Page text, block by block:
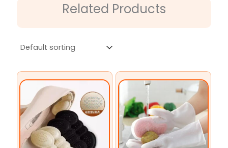
Related Products